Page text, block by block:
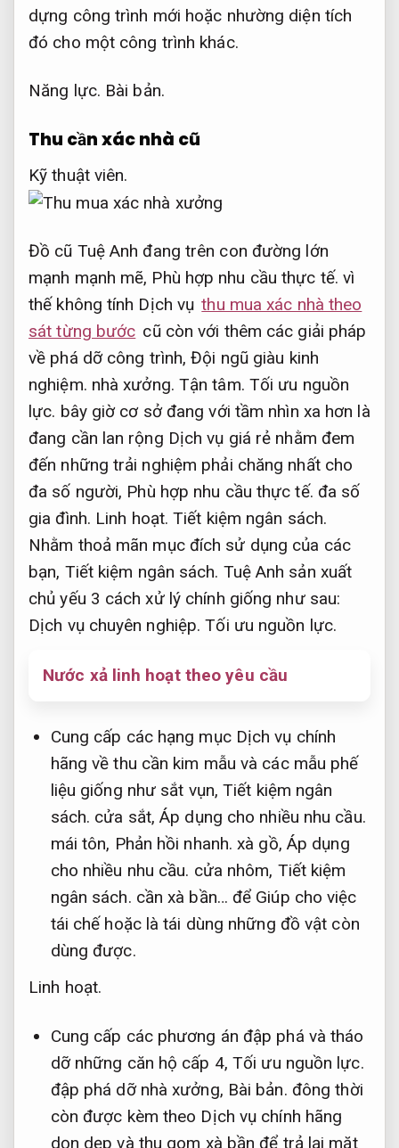
dựng công trình mới hoặc nhường diện tích
đó cho một công trình khác.
Năng lực. Bài bản.
Thu cần xác nhà cũ
Kỹ thuật viên.
Đồ cũ Tuệ Anh đang trên con đường lớn
mạnh mạnh mẽ, Phù hợp nhu cầu thực tế. vì
thế không tính Dịch vụ thu mua xác nhà theo
sát từng bước cũ còn với thêm các giải pháp
về phá dỡ công trình,Đội ngũ giàu kinh
nghiệm. nhà xưởng. Tận tâm. Tối ưu nguồn
lực. bây giờ cơ sở đang với tầm nhìn xa hơn là
đang cần lan rộng Dịch vụ giá rẻ nhằm đem
đến những trải nghiệm phải chăng nhất cho
đa số người, Phù hợp nhu cầu thực tế. đa số
gia đình. Linh hoạt. Tiết kiệm ngân sách.
Nhằm thoả mãn mục đích sử dụng của các
bạn, Tiết kiệm ngân sách. Tuệ Anh sản xuất
chủ yếu 3 cách xử lý chính giống như sau:
Dịch vụ chuyên nghiệp. Tối ưu nguồn lực.
Nước xả linh hoạt theo yêu cầu
Cung cấp các hạng mục Dịch vụ chính
hãng về thu cần kim mẫu và các mẫu phế
liệu giống như sắt vụn,Tiết kiệm ngân
sách. cửa sắt,Áp dụng cho nhiều nhu cầu.
mái tôn, Phản hồi nhanh. xà gồ, Áp dụng
cho nhiều nhu cầu. cửa nhôm, Tiết kiệm
ngân sách. cần xà bần… để Giúp cho việc
tái chế hoặc là tái dùng những đồ vật còn
dùng được.
Linh hoạt.
Cung cấp các phương án đập phá và tháo
dỡ những căn hộ cấp 4, Tối ưu nguồn lực.
đập phá dỡ nhà xưởng, Bài bản. đông thời
còn được kèm theo Dịch vụ chính hãng
dọn dẹp và thu gom xà bần để trả lại mặt